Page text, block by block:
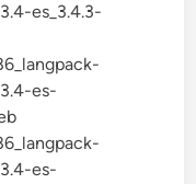
es_3.4.3-
es-
es-